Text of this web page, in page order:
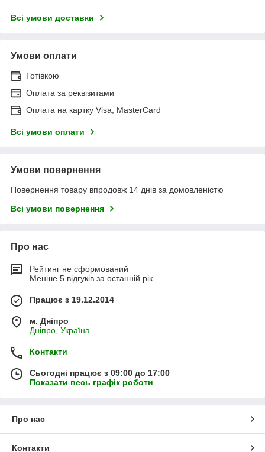
Всі умови доставки
Умови оплати
Готівкою
Оплата за реквізитами
Оплата на картку Visa, MasterCard
Всі умови оплати
Умови повернення
Повернення товару впродовж 14 днів за домовленістю
Всі умови повернення
Про нас
Рейтинг не сформований
Менше 5 відгуків за останній рік
Працює з 19.12.2014
м. Дніпро
Дніпро, Україна
Контакти
Сьогодні працює з 09:00 до 17:00
Показати весь графік роботи
Про нас
Контакти